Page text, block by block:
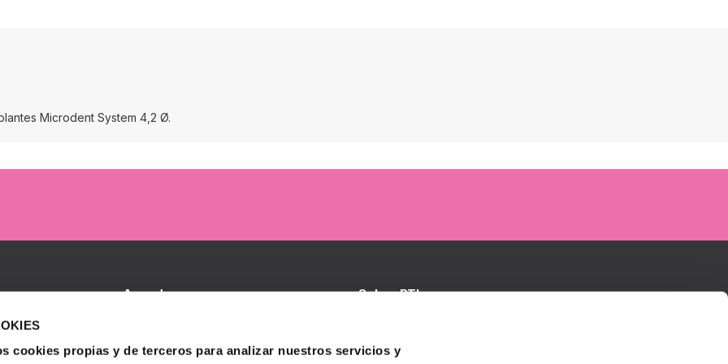
cookies propias y de terceros para analizar nuestros servicios y
Microdent System 4,2 Ø.
Accede Sobre BTI
Soluciones BTI